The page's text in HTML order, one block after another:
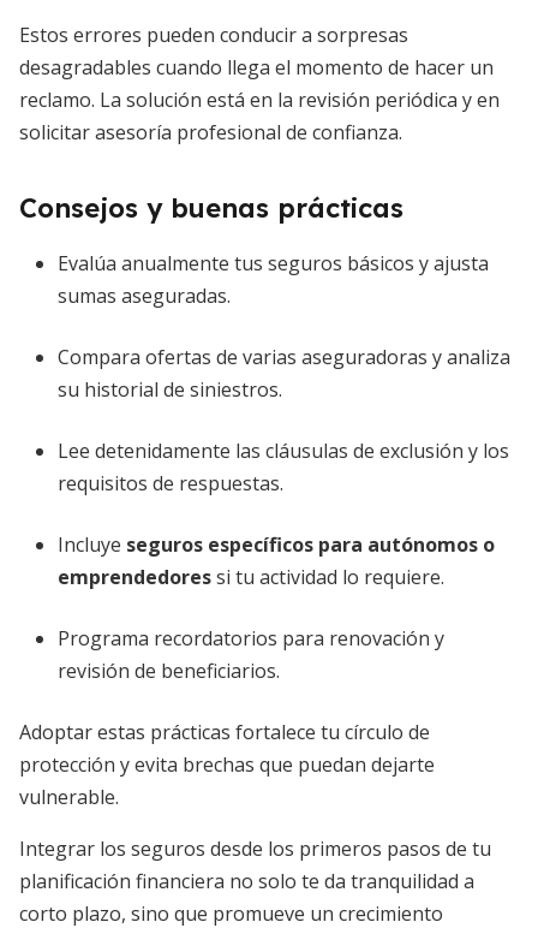
Estos errores pueden conducir a sorpresas
desagradables cuando llega el momento de hacer un
reclamo. La solución está en la revisión periódica y en
solicitar asesoría profesional de confianza.
Consejos y buenas prácticas
Evalúa anualmente tus seguros básicos y ajusta
sumas aseguradas.
Compara ofertas de varias aseguradoras y analiza
su historial de siniestros.
Lee detenidamente las cláusulas de exclusión y los
requisitos de respuestas.
Incluye seguros específicos para autónomos o
emprendedoressi tu actividad lo requiere.
Programa recordatorios para renovación y
revisión de beneficiarios.
Adoptar estas prácticas fortalece tu círculo de
protección y evita brechas que puedan dejarte
vulnerable.
Integrar los seguros desde los primeros pasos de tu
planificación financiera no solo te da tranquilidad a
corto plazo, sino que promueve un crecimiento